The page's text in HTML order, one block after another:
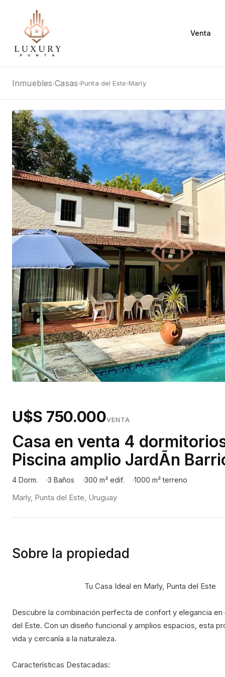
Venta
Inmuebles›Casas›Punta del Este›Marly
U$S 750.000VENTA
Casa en venta 4
Piscina amplio JardÃ­n
4 Dorm. 3 Baños 300 m² edif. 1000 m² terreno
Marly, Punta del Este, Uruguay
Sobre la propiedad
                                    Tu Casa Ideal en Marly, Punta del Este
Descubre la combinación perfecta de confort y elegancia
del Este. Con un diseño funcional y amplios espacios, esta
vida y cercanía a la naturaleza.
Características Destacadas: